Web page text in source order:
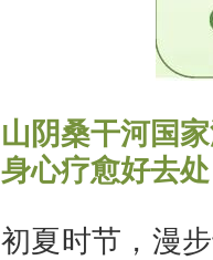
山阴桑干河国
身心疗愈好去处
初夏时节，漫